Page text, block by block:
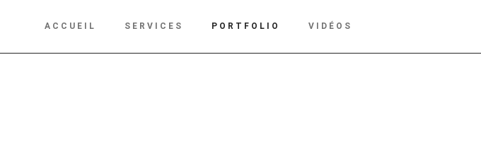
ACCUEIL SERVICES PORTFOLIO VIDÉOS